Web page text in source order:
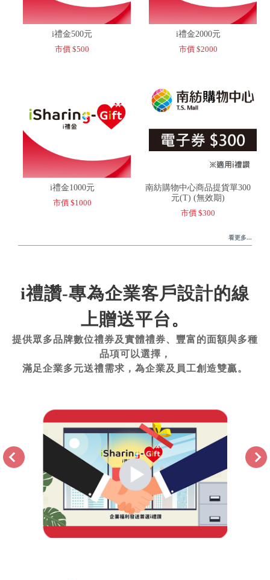
i禮金500元
市價 $500
i禮金2000元
市價 $2000
i禮金1000元
市價 $1000
南紡購物中心商品提貨單300
元(T) (無效期)
市價 $300
看更多...
i禮讚-專為企業客戶設計的線
上贈送平台。
提供眾多品牌數位禮券及實體禮券、豐富的面額與多種
品項可以選擇，
滿足企業多元送禮需求，為企業及員工創造雙贏。